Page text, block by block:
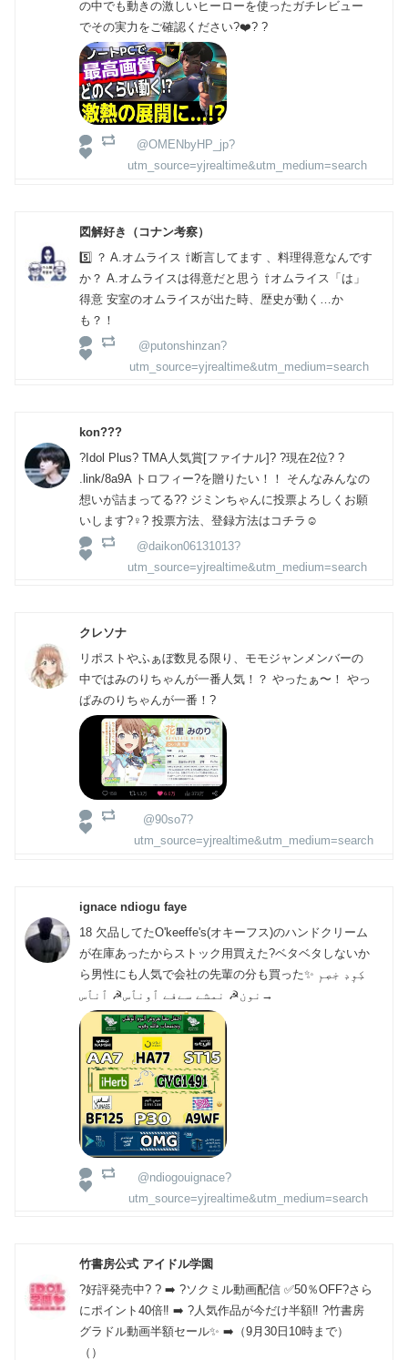
の中でも動きの激しいヒーローを使ったガチレビュー
でその実力をご確認ください?❤️‍? ?
@OMENbyHP_jp?
utm_source=yjrealtime&utm_medium=search
図解好き（コナン考察）
5️⃣ ？ A.オムライス ⇧断言してます 、料理得意なんです
か？ A.オムライスは得意だと思う ⇧オムライス「は」
得意 安室のオムライスが出た時、歴史が動く…か
も？！
@putonshinzan?
utm_source=yjrealtime&utm_medium=search
kon???
?Idol Plus? TMA人気賞[ファイナル]? ?現在2位? ?
.link/8a9A トロフィー?を贈りたい！！ そんなみんなの
想いが詰まってる?? ジミンちゃんに投票よろしくお願
いします?‍♀️? 投票方法、登録方法はコチラ☺️
@daikon06131013?
utm_source=yjrealtime&utm_medium=search
クレソナ
リポストやふぁぼ数見る限り、モモジャンメンバーの
中ではみのりちゃんが一番人気！？ やったぁ〜！ やっ
ぱみのりちゃんが一番！?
@90so7?
utm_source=yjrealtime&utm_medium=search
ignace ndiogu faye
18 欠品してたO'keeffe's(オキーフス)のハンドクリーム
が在庫あったからストック用買えた?ベタベタしないか
ら男性にも人気で会社の先輩の分も買った✨ كٕوٕدٕ خٕصٕمٕ
→نون☭ نمشے سےفے ٱونٱس☭ ٱنٱس
@ndiogouignace?
utm_source=yjrealtime&utm_medium=search
竹書房公式 アイドル学園
?好評発売中? ? ➡️ ?ソクミル動画配信 ✅50％OFF?さら
にポイント40倍‼️ ➡️ ?人気作品が今だけ半額‼️ ?‍竹書房
グラドル動画半額セール✨ ➡️（9月30日10時まで）
（）